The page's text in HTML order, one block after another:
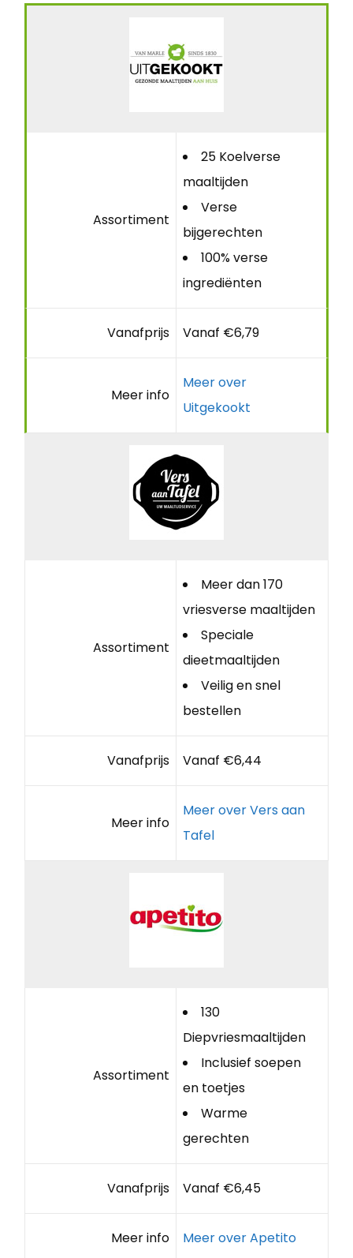
Assortiment
25 Koelverse
maaltijden
Verse
bijgerechten
100% verse
ingrediënten
Vanafprijs Vanaf €6,79
Meer info
Meer over
Uitgekookt
Assortiment
Meer dan 170
vriesverse maaltijden
Speciale
dieetmaaltijden
Veilig en snel
bestellen
Vanafprijs Vanaf €6,44
Meer info
Meer over Vers aan
Tafel
Assortiment
130
Diepvriesmaaltijden
Inclusief soepen
en toetjes
Warme
gerechten
Vanafprijs Vanaf €6,45
Meer info Meer over Apetito